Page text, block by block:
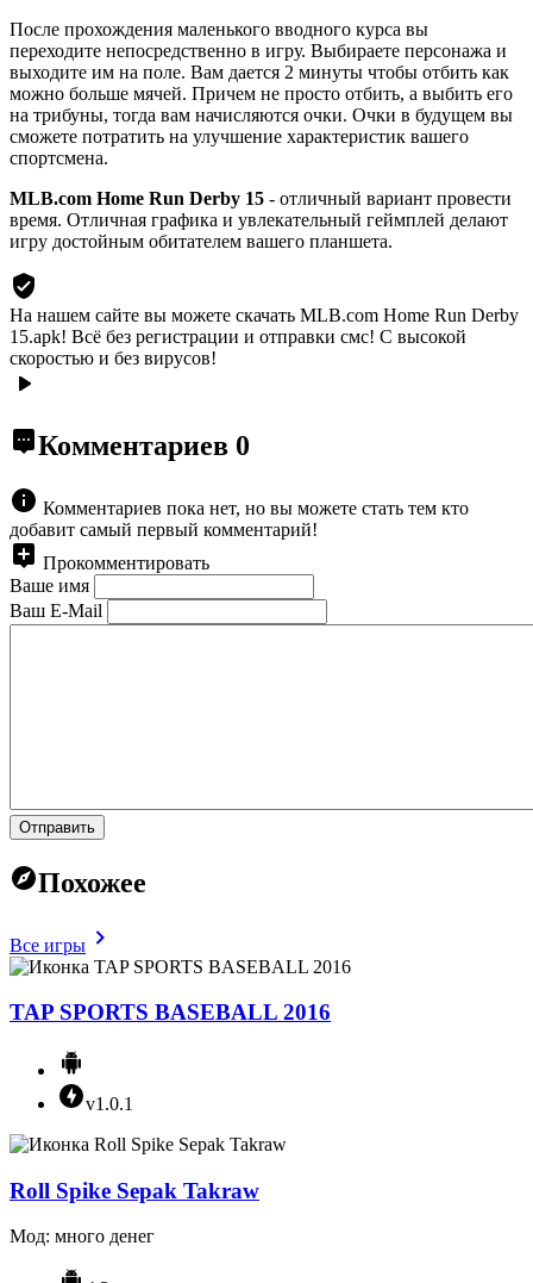
После прохождения маленького вводного курса вы
переходите непосредственно в игру. Выбираете персонажа и
выходите им на поле. Вам дается 2 минуты чтобы отбить как
можно больше мячей. Причем не просто отбить, а выбить его
на трибуны, тогда вам начисляются очки. Очки в будущем вы
сможете потратить на улучшение характеристик вашего
спортсмена.
MLB.com Home Run Derby 15 - отличный вариант провести
время. Отличная графика и увлекательный геймплей делают
игру достойным обитателем вашего планшета.
На нашем сайте вы можете скачать MLB.com Home Run Derby
15.apk! Всё без регистрации и отправки смс! С высокой
скоростью и без вирусов!
Комментариев 0
Комментариев пока нет, но вы можете стать тем кто
добавит самый первый комментарий!
Прокомментировать
Ваше имя
Ваш E-Mail
Отправить
Похожее
Все игры
TAP SPORTS BASEBALL 2016
v1.0.1
Roll Spike Sepak Takraw
Мод: много денег